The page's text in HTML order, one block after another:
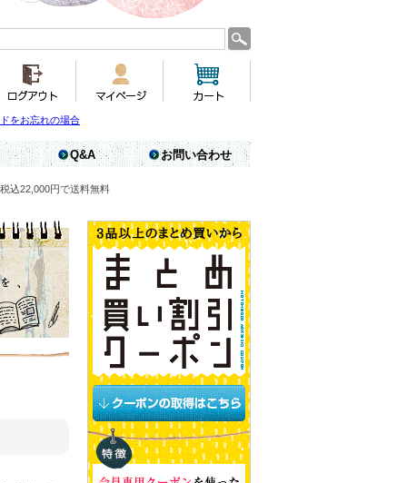
をお忘れの場合
Q&A お問い合わせ
税込22,000円で送料無料